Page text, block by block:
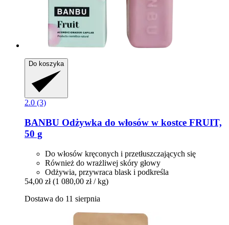
Do koszyka
2.0 (3)
BANBU Odżywka do włosów w kostce FRUIT,
50 g
Do włosów kręconych i przetłuszczających się
Również do wrażliwej skóry głowy
Odżywia, przywraca blask i podkreśla
54,00 zł (1 080,00 zł / kg)
Dostawa do 11 sierpnia